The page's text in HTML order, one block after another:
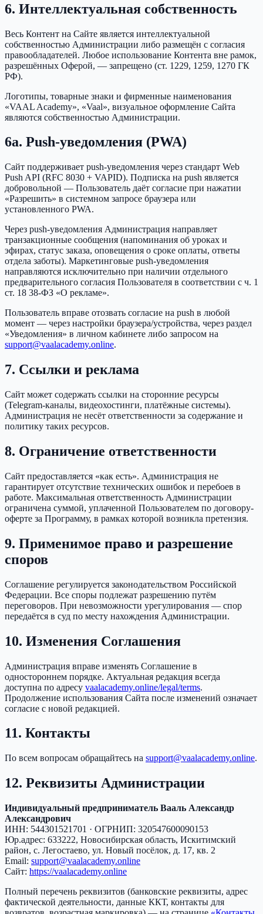
6. Интеллектуальная собственность
Весь Контент на Сайте является интеллектуальной
собственностью Администрации либо размещён с согласия
правообладателей. Любое использование Контента вне рамок,
разрешённых Оферой, — запрещено (ст. 1229, 1259, 1270 ГК
РФ).
Логотипы, товарные знаки и фирменные наименования
«VAAL Academy», «Vaal», визуальное оформление Сайта
являются собственностью Администрации.
6a. Push-уведомления (PWA)
Сайт поддерживает push-уведомления через стандарт Web
Push API (RFC 8030 + VAPID). Подписка на push является
добровольной — Пользователь даёт согласие при нажатии
«Разрешить» в системном запросе браузера или
установленного PWA.
Через push-уведомления Администрация направляет
транзакционные сообщения (напоминания об уроках и
эфирах, статус заказа, оповещения о сроке оплаты, ответы
отдела заботы). Маркетинговые push-уведомления
направляются исключительно при наличии отдельного
предварительного согласия Пользователя в соответствии с ч. 1
ст. 18 38-ФЗ «О рекламе».
Пользователь вправе отозвать согласие на push в любой
момент — через настройки браузера/устройства, через раздел
«Уведомления» в личном кабинете либо запросом на
support@vaalacademy.online.
7. Ссылки и реклама
Сайт может содержать ссылки на сторонние ресурсы
(Telegram-каналы, видеохостинги, платёжные системы).
Администрация не несёт ответственности за содержание и
политику таких ресурсов.
8. Ограничение ответственности
Сайт предоставляется «как есть». Администрация не
гарантирует отсутствие технических ошибок и перебоев в
работе. Максимальная ответственность Администрации
ограничена суммой, уплаченной Пользователем по договору-
оферте за Программу, в рамках которой возникла претензия.
9. Применимое право и разрешение
споров
Соглашение регулируется законодательством Российской
Федерации. Все споры подлежат разрешению путём
переговоров. При невозможности урегулирования — спор
передаётся в суд по месту нахождения Администрации.
10. Изменения Соглашения
Администрация вправе изменять Соглашение в
одностороннем порядке. Актуальная редакция всегда
доступна по адресу vaalacademy.online/legal/terms.
Продолжение использования Сайта после изменений означает
согласие с новой редакцией.
11. Контакты
По всем вопросам обращайтесь на support@vaalacademy.online.
12. Реквизиты Администрации
Индивидуальный предприниматель Вааль Александр
Александрович
ИНН: 544301521701 · ОГРНИП: 320547600090153
Юр.адрес: 633222, Новосибирская область, Искитимский
район, с. Легостаево, ул. Новый посёлок, д. 17, кв. 2
Email: support@vaalacademy.online
Сайт: https://vaalacademy.online
Полный перечень реквизитов (банковские реквизиты, адрес
фактической деятельности, данные ККТ, контакты для